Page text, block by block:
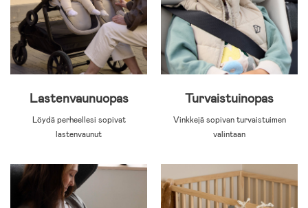
Lastenvaunuopas
Löydä perheellesi sopivat
lastenvaunut
Turvaistuinopas
Vinkkejä sopivan turvaistuimen
valintaan